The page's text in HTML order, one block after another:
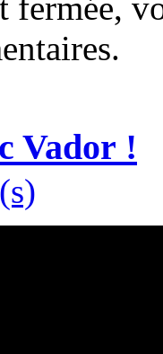
Vador !